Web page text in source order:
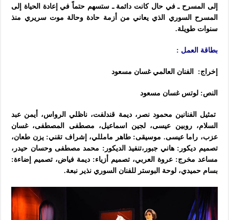
إلى المسرح ـ في حال كانت دائمة ـ ستسهم حتماً في إعادة الحياة إلى
المسرح السوري الذي يعاني من أزمة حادة وحالة موت سريري منذ
سنوات طويلة.
بطاقة العمل :
إخراج: الفنان العالمي غسان مسعود
النص: لوتس غسان مسعود
تمثيل الفنانين محمود نصر، ديمة قندلفت، ناظلي الرواس، أيمن عبد
السلام، روبين عيسى، لجين اسماعيل، مصطفى المصطفى، غسان
عزب، راما عيسى. موسيقى: طاهر مامللي، إشراف تقني: يزن طعان،
تصميم ديكور: هاني جبور،تنفيذ الديكور: محمد مصطفى وحسان حيدر،
مساعد مخرج: عروة العربي، تصميم أزياء: ديمة فياض، تصميم إضاءة:
بسام حميدي،لوحة البوستر للفنان السوري نذير نبعة.